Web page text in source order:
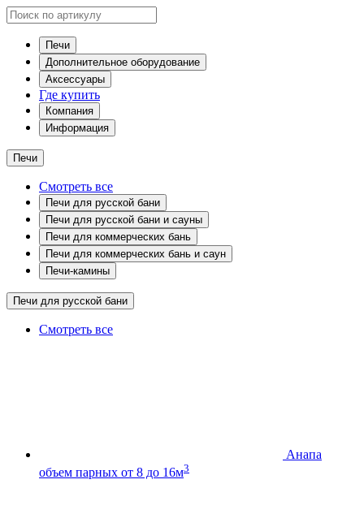
Печи
Дополнительное оборудование
Аксессуары
Где купить
Компания
Информация
Печи
Смотреть все
Печи для русской бани
Печи для русской бани и сауны
Печи для коммерческих бань
Печи для коммерческих бань и саун
Печи-камины
Печи для русской бани
Смотреть все
Анапа
объем парных от 8 до 16м3